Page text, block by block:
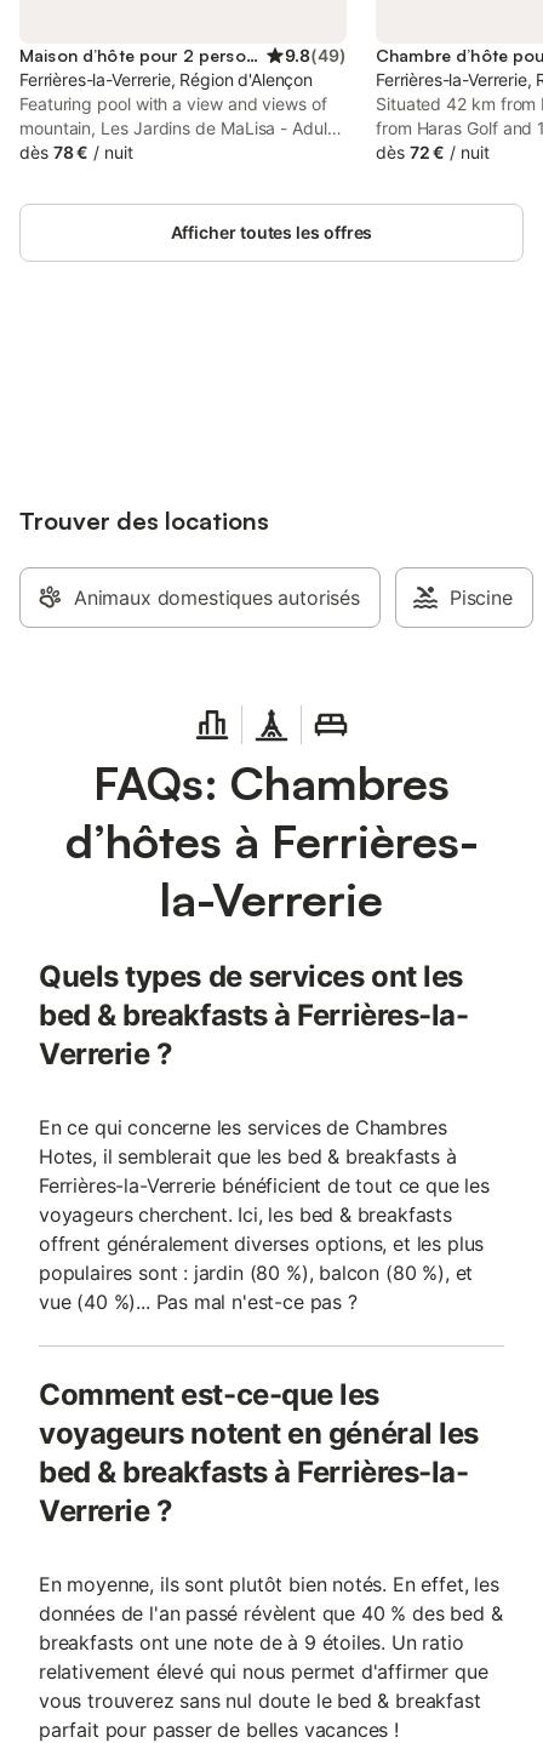
Maison d’hôte pour 2 personnes 9.8(49)
Ferrières-la-Verrerie, Région d'Alençon
Featuring pool with a view and views of
mountain, Les Jardins de MaLisa - Adulte
Only - is a recently renovated guest
km from Halle au Blé.
dès 78 € / nuit
Ferrières-la-Verrerie,
Situated 42 km from
from Haras Golf and
Houlme Golf
Ferrières-la-Verrerie.
dès 72 € / nuit
Afficher toutes les offres
Trouver des locations
Animaux domestiques autorisés Piscine
FAQs: Chambres
d’hôtes à Ferrières-
la-Verrerie
Quels types de services ont les
bed & breakfasts à Ferrières-la-
Verrerie ?
En ce qui concerne les services de Chambres
Hotes, il semblerait que les bed & breakfasts à
Ferrières-la-Verrerie bénéficient de tout ce que les
voyageurs cherchent. Ici, les bed & breakfasts
offrent généralement diverses options, et les plus
populaires sont : jardin (80 %), balcon (80 %), et
vue (40 %)... Pas mal n'est-ce pas ?
Comment est-ce-que les
voyageurs notent en général les
bed & breakfasts à Ferrières-la-
Verrerie ?
En moyenne, ils sont plutôt bien notés. En effet, les
données de l'an passé révèlent que 40 % des bed &
breakfasts ont une note de à 9 étoiles. Un ratio
relativement élevé qui nous permet d'affirmer que
vous trouverez sans nul doute le bed & breakfast
parfait pour passer de belles vacances !